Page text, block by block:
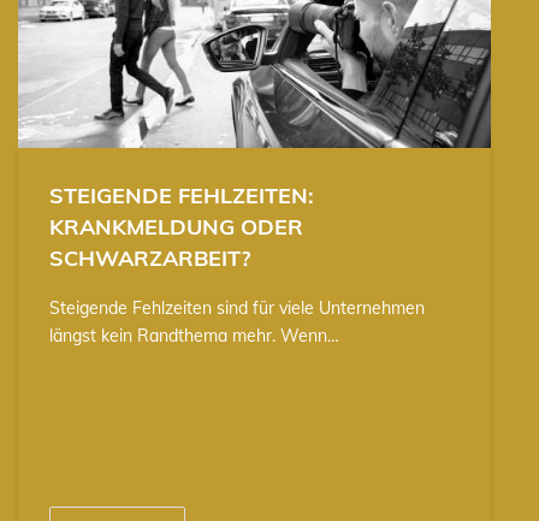
STEIGENDE FEHLZEITEN:
KRANKMELDUNG ODER
SCHWARZARBEIT?
Steigende Fehlzeiten sind für viele Unternehmen
längst kein Randthema mehr. Wenn…